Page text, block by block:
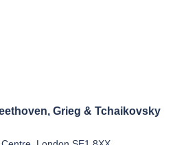
Grieg & Tchaikovsky